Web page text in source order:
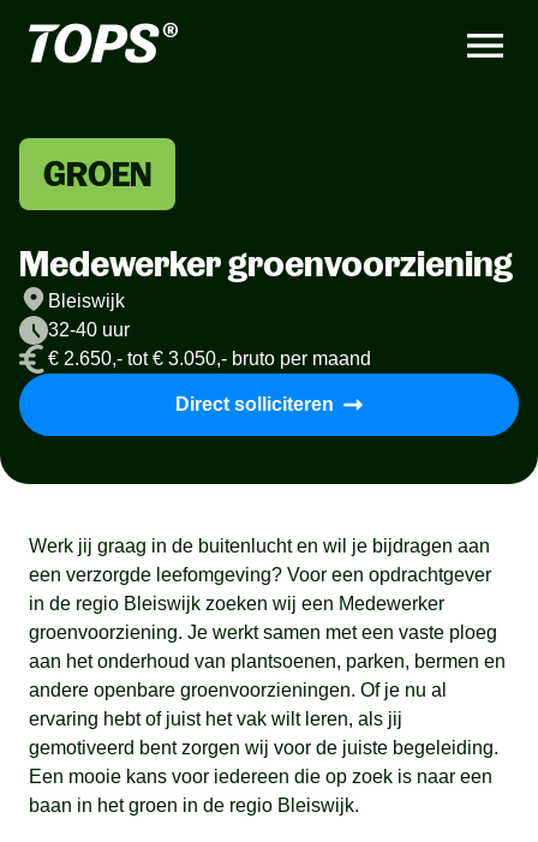
GROEN
Medewerker groenvoorziening
Bleiswijk
32-40 uur
€ 2.650,- tot € 3.050,- bruto per maand
Direct solliciteren
Werk jij graag in de buitenlucht en wil je bijdragen aan
een verzorgde leefomgeving? Voor een opdrachtgever
in de regio Bleiswijk zoeken wij een Medewerker
groenvoorziening. Je werkt samen met een vaste ploeg
aan het onderhoud van plantsoenen, parken, bermen en
andere openbare groenvoorzieningen. Of je nu al
ervaring hebt of juist het vak wilt leren, als jij
gemotiveerd bent zorgen wij voor de juiste begeleiding.
Een mooie kans voor iedereen die op zoek is naar een
baan in het groen in de regio Bleiswijk.